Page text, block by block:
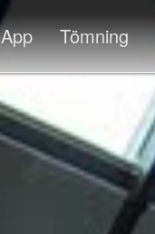
App Tömning